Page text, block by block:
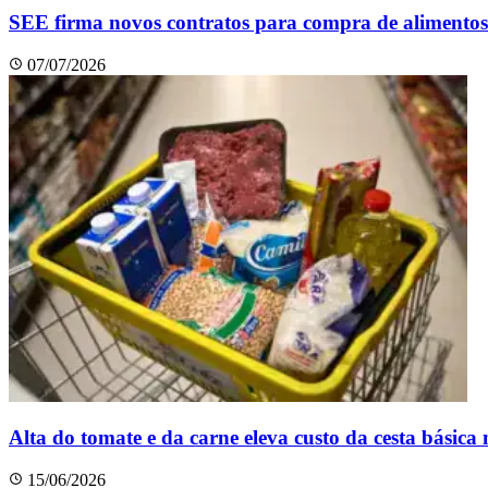
SEE firma novos contratos para compra de
07/07/2026
Alta do tomate e da carne eleva custo da cesta
15/06/2026